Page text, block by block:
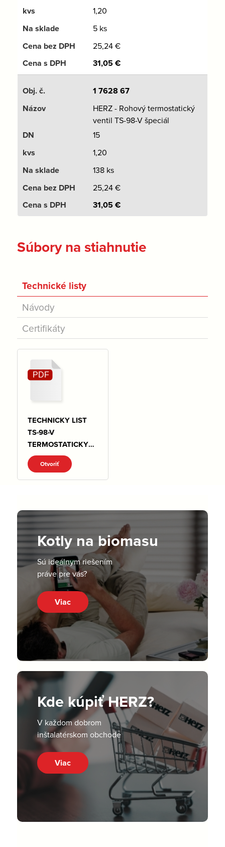
1,20
5 ks
25,24€
31,05€
1 7628 67
HERZ - Rohový termostatický
ventil TS-98-V špeciál
15
1,20
138 ks
25,24€
31,05€
Súbory na stiahnutie
Technické listy
Návody
Certifikáty
TECHNICKY LIST
TS-98-V
TERMOSTATICKY
VENTIL .pdf
Otvoriť
Kotly na biomasu
Sú ideálnym riešením
práve pre vás?
Viac
Kde kúpiť HERZ?
V každom dobrom
inštalatérskom obchode
Viac